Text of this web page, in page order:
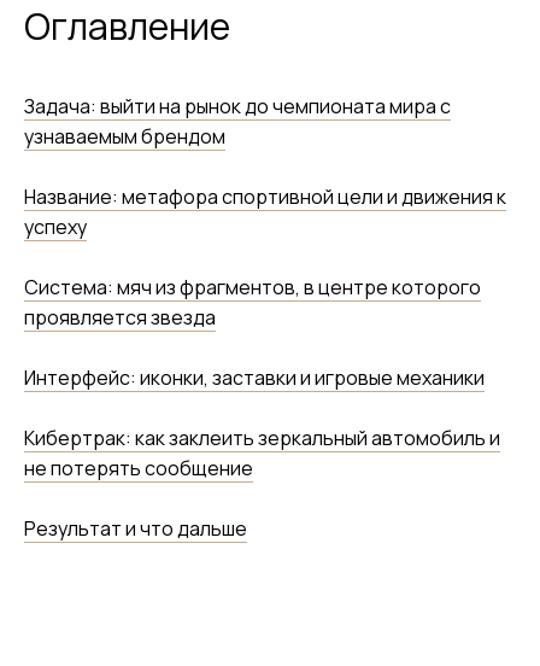
Оглавление
Задача: выйти на рынок до чемпионата мира с
узнаваемым брендом
Название: метафора спортивной цели и движения к
успеху
Система: мяч из фрагментов, в центре которого
проявляется звезда
Интерфейс: иконки, заставки и игровые механики
Кибертрак: как заклеить зеркальный автомобиль и
не потерять сообщение
Результат и что дальше